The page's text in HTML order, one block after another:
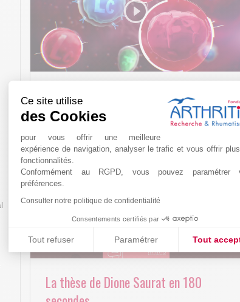
Ce site utilise
des Cookies
pour vous offrir une meilleure
expérience de navigation, analyser le trafic et vous offrir
fonctionnalités.
Conformément au RGPD, vous pouvez paramétrer
préférences.
Consulter notre politique de confidentialité
Consentements certifiés par
Tout refuser Paramétrer Tout
Axeptio consent
Plateforme de Gestion du Consentement :
Notre plateforme vous permet d'adapter et de gérer
Arthritis4Cure - Cure-RA
AVR 22 15:01
La thèse de Dione Saurat en 180